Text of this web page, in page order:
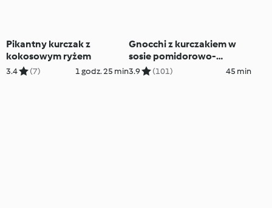
Pikantny kurczak z
kokosowym ryżem
3.4 (7) 1 godz. 25 min
Gnocchi z kurczakiem w
sosie pomidorowo-
paprykowym
3.9 (101) 45 min